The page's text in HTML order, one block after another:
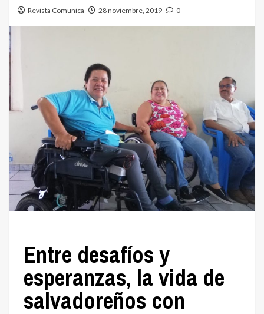
Revista Comunica 28 noviembre, 2019 0
Entre desafíos y
esperanzas, la vida de
salvadoreños con